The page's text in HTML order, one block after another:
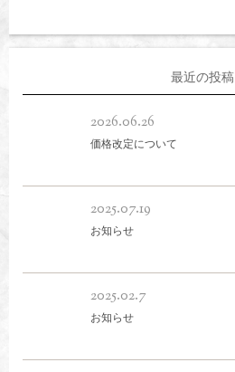
最近の投稿
2026.06.26
価格改定について
2025.07.19
お知らせ
2025.02.7
お知らせ